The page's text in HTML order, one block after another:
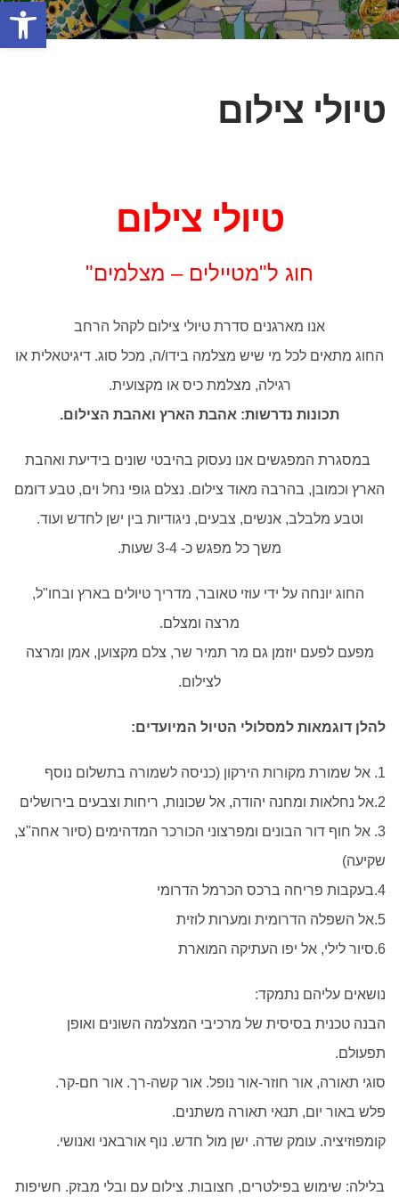
פתח
טיולי צילום
טיולי צילום
חוג ל"מטיילים – מצלמים"
אנו מארגנים סדרת טיולי צילום לקהל הרחב
החוג מתאים לכל מי שיש מצלמה בידו/ה, מכל סוג. דיגיטאלית או
רגילה, מצלמת כיס או מקצועית.
תכונות נדרשות: אהבת הארץ ואהבת הצילום.
במסגרת המפגשים אנו נעסוק בהיבטי שונים בידיעת ואהבת
הארץ וכמובן, בהרבה מאוד צילום. נצלם גופי נחל וים, טבע דומם
וטבע מלבלב, אנשים, צבעים, ניגודיות בין ישן לחדש ועוד.
משך כל מפגש כ- 3-4 שעות.
החוג יונחה על ידי עוזי טאובר, מדריך טיולים בארץ ובחו"ל,
מרצה ומצלם.
מפעם לפעם יוזמן גם מר תמיר שר, צלם מקצוען, אמן ומרצה
לצילום.
להלן דוגמאות למסלולי הטיול המיועדים:
1. אל שמורת מקורות הירקון (כניסה לשמורה בתשלום נוסף
2.אל נחלאות ומחנה יהודה, אל שכונות, ריחות וצבעים בירושלים
3. אל חוף דור הבונים ומפרצוני הכורכר המדהימים (סיור אחה"צ,
שקיעה)
4.בעקבות פריחה ברכס הכרמל הדרומי
5.אל השפלה הדרומית ומערות לוזית
6. סיור לילי, אל יפו העתיקה המוארת
נושאים עליהם נתמקד:
הבנה טכנית בסיסית של מרכיבי המצלמה השונים ואופן
תפעולם.
סוגי תאורה, אור חוזר-אור נופל. אור קשה-רך. אור חם-קר.
פלש באור יום, תנאי תאורה משתנים.
קומפוזיציה. עומק שדה. ישן מול חדש. נוף אורבאני ואנושי.
בלילה: שימוש בפילטרים, חצובות. צילום עם ובלי מבזק. חשיפות